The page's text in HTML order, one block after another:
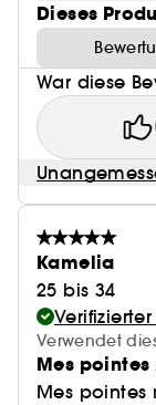
Dieses
War diese
Kamelia
25 bis 34
Verwendet
Mes pointes
Mes pointes